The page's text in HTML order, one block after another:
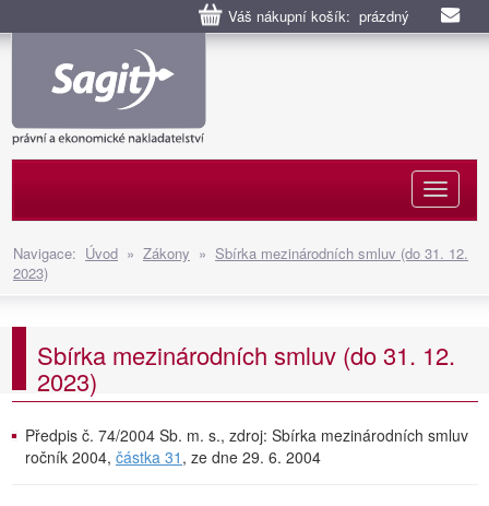
Váš nákupní košík: prázdný
Navigace: Úvod » Zákony » Sbírka mezinárodních smluv (do 31. 12.
2023)
Sbírka mezinárodních smluv (do 31. 12.
2023)
Předpis č. 74/2004 Sb. m. s., zdroj: Sbírka mezinárodních smluv
ročník 2004, částka 31 , ze dne 29. 6. 2004